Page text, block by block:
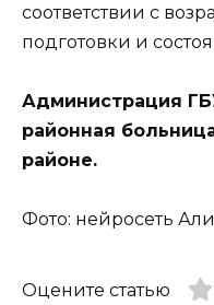
соответствии с
подготовки и
Администрация
районная
районе.
Фото: нейросеть
Оцените статью